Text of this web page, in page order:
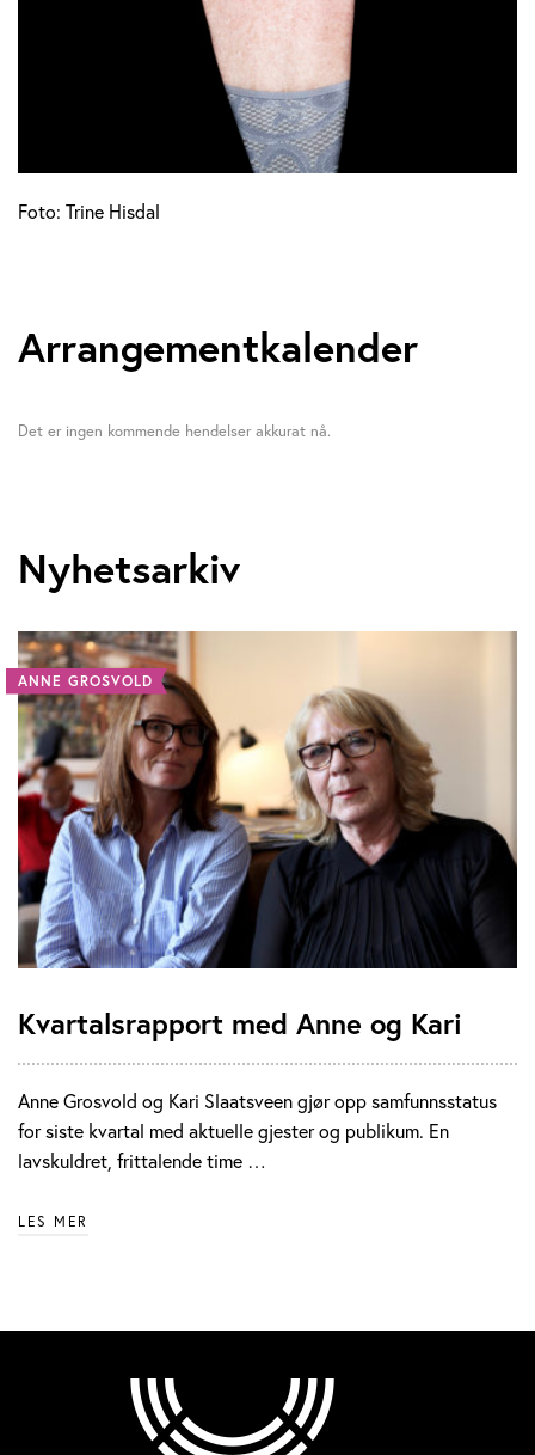
Foto: Trine Hisdal
Arrangementkalender
Det er ingen kommende hendelser akkurat nå.
Nyhetsarkiv
ANNE GROSVOLD
Kvartalsrapport med Anne og Kari
Anne Grosvold og Kari Slaatsveen gjør opp samfunnsstatus
for siste kvartal med aktuelle gjester og publikum. En
lavskuldret, frittalende time …
LES MER